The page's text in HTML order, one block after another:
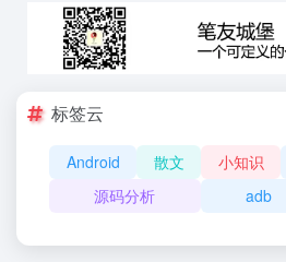
标签云
Android 散文 小知识
源码分析
adb